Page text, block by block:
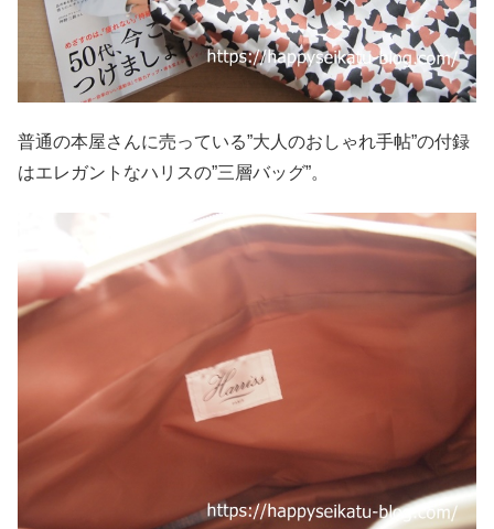
普通の本屋さんに売っている”大人のおしゃれ手帖”の付録
はエレガントなハリスの”三層バッグ”。